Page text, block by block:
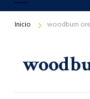
Inicio woodburn